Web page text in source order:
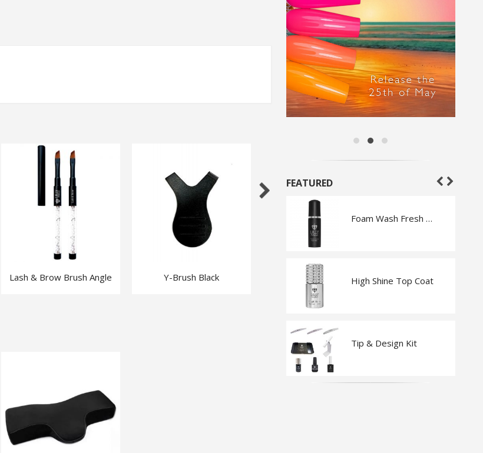
Lash & Brow Brush Angle Y-Brush Black Perming Tools Clouds
FEATURED
Manicure Sticks
Mini UV Lamp
Kristaller 12-pack
Brow Lift Kit
Foam Wash Fresh Melon
High Shine Top Coat
Tip & Design Kit